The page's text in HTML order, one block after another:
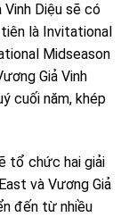
Vinh Diệu sẽ có
là Invitational
Midseason
Giả Vinh
cuối năm, khép
tổ chức hai giải
và Vương Giả
đến từ nhiều